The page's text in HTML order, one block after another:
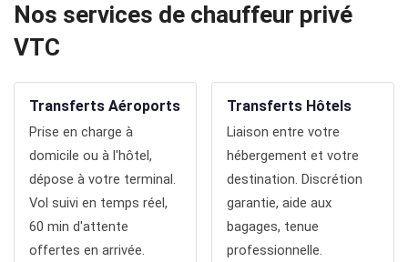
Réservation
de
chauffeur
Transferts
Aéroports
Nos services de chauffeur privé
VTC
Transferts Aéroports
Prise en charge à
domicile ou à l'hôtel,
dépose à votre terminal.
Vol suivi en temps réel,
60 min d'attente
offertes en arrivée.
Transferts Hôtels
Liaison entre votre
hébergement et votre
destination. Discrétion
garantie, aide aux
bagages, tenue
professionnelle.